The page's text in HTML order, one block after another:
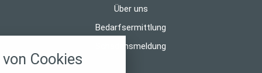
Über uns
Bedarfsermittlung
Schadensmeldung
Cookies
alle verwendeten Cookies und